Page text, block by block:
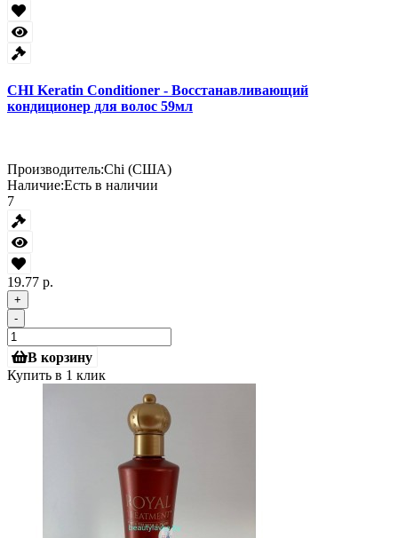
CHI Keratin Conditioner - Восстанавливающий
кондиционер для волос 59мл
Производитель:Chi (США)
Наличие:Есть в наличии
7
19.77 р.
+
-
В корзину
Купить в 1 клик